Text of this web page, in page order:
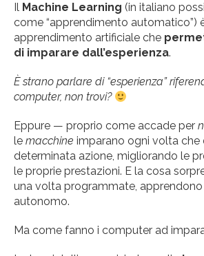
Il Machine Learning (in italiano
come “apprendimento automatico”)
apprendimento artificiale che
di imparare dall’esperienza.
È strano parlare di “esperienza”
computer, non trovi?
Eppure — proprio come accade per
le macchine imparano ogni volta che
determinata azione, migliorando le
le proprie prestazioni. E la cosa
una volta programmate,
autonomo.
Ma come fanno i computer ad